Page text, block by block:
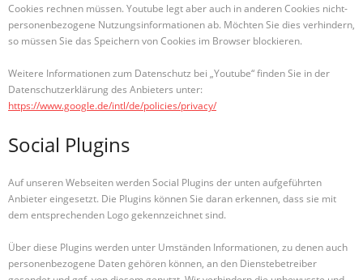
Cookies rechnen müssen. Youtube legt aber auch in anderen Cookies nicht-
personenbezogene Nutzungsinformationen ab. Möchten Sie dies verhindern,
so müssen Sie das Speichern von Cookies im Browser blockieren.
Weitere Informationen zum Datenschutz bei „Youtube“ finden Sie in der
Datenschutzerklärung des Anbieters unter:
https://www.google.de/intl/de/policies/privacy/
Social Plugins
Auf unseren Webseiten werden Social Plugins der unten aufgeführten
Anbieter eingesetzt. Die Plugins können Sie daran erkennen, dass sie mit
dem entsprechenden Logo gekennzeichnet sind.
Über diese Plugins werden unter Umständen Informationen, zu denen auch
personenbezogene Daten gehören können, an den Dienstebetreiber